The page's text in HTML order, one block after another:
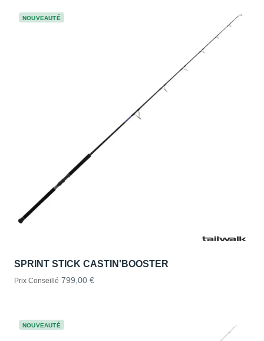
NOUVEAUTÉ
SPRINT STICK CASTIN'BOOSTER
Prix Conseillé 799,00 €
NOUVEAUTÉ